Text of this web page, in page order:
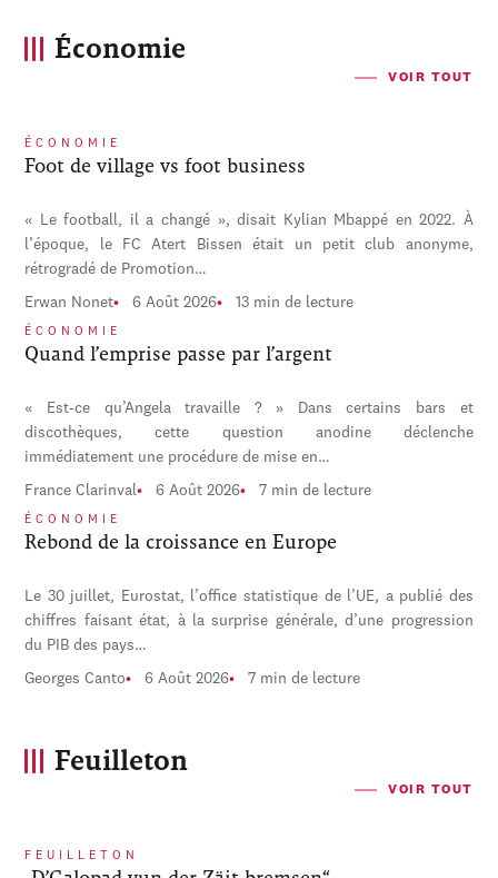
Économie
VOIR TOUT
ÉCONOMIE
Foot de village vs foot business
« Le football, il a changé », disait Kylian Mbappé en 2022. À
l’époque, le FC Atert Bissen était un petit club anonyme,
rétrogradé de Promotion…
Erwan Nonet 6 Août 2026 13 min de lecture
ÉCONOMIE
Quand l’emprise passe par l’argent
« Est-ce qu’Angela travaille ? » Dans certains bars et
discothèques, cette question anodine déclenche
immédiatement une procédure de mise en…
France Clarinval 6 Août 2026 7 min de lecture
ÉCONOMIE
Rebond de la croissance en Europe
Le 30 juillet, Eurostat, l’office statistique de l’UE, a publié des
chiffres faisant état, à la surprise générale, d’une progression
du PIB des pays…
Georges Canto 6 Août 2026 7 min de lecture
Feuilleton
VOIR TOUT
FEUILLETON